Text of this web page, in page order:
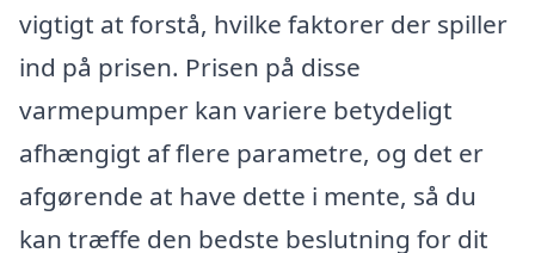
vigtigt at forstå, hvilke faktorer der spiller
ind på prisen. Prisen på disse
varmepumper kan variere betydeligt
afhængigt af flere parametre, og det er
afgørende at have dette i mente, så du
kan træffe den bedste beslutning for dit